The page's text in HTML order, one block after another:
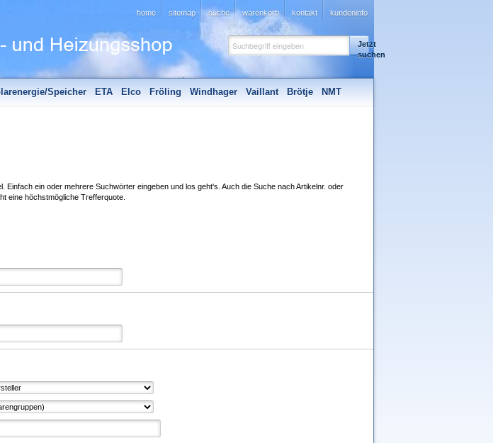
home sitemap suche warenkorb kontakt kundeninfo
Speicher ETA Elco Fröling Windhager Vaillant Brötje
NMT
Jetzt
suchen
ein oder mehrere Suchwörter eingeben und los geht's. Auch die Suche nach Artikelnr. oder
eine höchstmögliche Trefferquote.